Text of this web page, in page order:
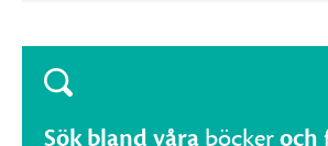
Sök bland våra böckeroch